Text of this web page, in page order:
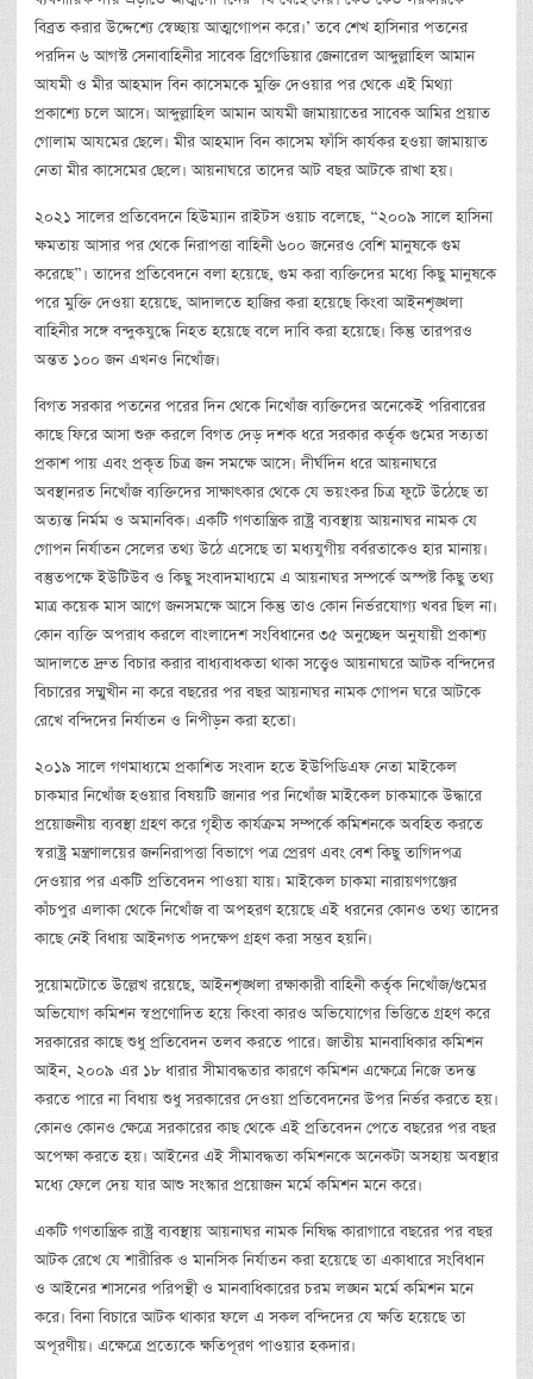
বিব্রত করার উদ্দেশ্যে স্বেচ্ছায় আত্মগোপন করে।’ তবে শেখ হাসিনার পতনের
পরদিন ৬ আগস্ট সেনাবাহিনীর সাবেক ব্রিগেডিয়ার জেনারেল আব্দুল্লাহিল আমান
আযমী ও মীর আহমাদ বিন কাসেমকে মুক্তি দেওয়ার পর থেকে এই মিথ্যা
প্রকাশ্যে চলে আসে। আব্দুল্লাহিল আমান আযমী জামায়াতের সাবেক আমির প্রয়াত
গোলাম আযমের ছেলে। মীর আহমাদ বিন কাসেম ফাঁসি কার্যকর হওয়া জামায়াত
নেতা মীর কাসেমের ছেলে। আয়নাঘরে তাদের আট বছর আটকে রাখা হয়।
২০২১ সালের প্রতিবেদনে হিউম্যান রাইটস ওয়াচ বলেছে, “২০০৯ সালে হাসিনা
ক্ষমতায় আসার পর থেকে নিরাপত্তা বাহিনী ৬০০ জনেরও বেশি মানুষকে গুম
করেছে”। তাদের প্রতিবেদনে বলা হয়েছে, গুম করা ব্যক্তিদের মধ্যে কিছু মানুষকে
পরে মুক্তি দেওয়া হয়েছে, আদালতে হাজির করা হয়েছে কিংবা আইনশৃঙ্খলা
বাহিনীর সঙ্গে বন্দুকযুদ্ধে নিহত হয়েছে বলে দাবি করা হয়েছে। কিন্তু তারপরও
অন্তত ১০০ জন এখনও নিখোঁজ।
বিগত সরকার পতনের পরের দিন থেকে নিখোঁজ ব্যক্তিদের অনেকেই পরিবারের
কাছে ফিরে আসা শুরু করলে বিগত দেড় দশক ধরে সরকার কর্তৃক গুমের সত্যতা
প্রকাশ পায় এবং প্রকৃত চিত্র জন সমক্ষে আসে। দীর্ঘদিন ধরে আয়নাঘরে
অবস্থানরত নিখোঁজ ব্যক্তিদের সাক্ষাৎকার থেকে যে ভয়ংকর চিত্র ফুটে উঠেছে তা
অত্যন্ত নির্মম ও অমানবিক। একটি গণতান্ত্রিক রাষ্ট্র ব্যবস্থায় আয়নাঘর নামক যে
গোপন নির্যাতন সেলের তথ্য উঠে এসেছে তা মধ্যযুগীয় বর্বরতাকেও হার মানায়।
বস্তুতপক্ষে ইউটিউব ও কিছু সংবাদমাধ্যমে এ আয়নাঘর সম্পর্কে অস্পষ্ট কিছু তথ্য
মাত্র কয়েক মাস আগে জনসমক্ষে আসে কিন্তু তাও কোন নির্ভরযোগ্য খবর ছিল না।
কোন ব্যক্তি অপরাধ করলে বাংলাদেশ সংবিধানের ৩৫ অনুচ্ছেদ অনুযায়ী প্রকাশ্য
আদালতে দ্রুত বিচার করার বাধ্যবাধকতা থাকা সত্ত্বেও আয়নাঘরে আটক বন্দিদের
বিচারের সম্মুখীন না করে বছরের পর বছর আয়নাঘর নামক গোপন ঘরে আটকে
রেখে বন্দিদের নির্যাতন ও নিপীড়ন করা হতো।
২০১৯ সালে গণমাধ্যমে প্রকাশিত সংবাদ হতে ইউপিডিএফ নেতা মাইকেল
চাকমার নিখোঁজ হওয়ার বিষয়টি জানার পর নিখোঁজ মাইকেল চাকমাকে উদ্ধারে
প্রয়োজনীয় ব্যবস্থা গ্রহণ করে গৃহীত কার্যক্রম সম্পর্কে কমিশনকে অবহিত করতে
স্বরাষ্ট্র মন্ত্রণালয়ের জননিরাপত্তা বিভাগে পত্র প্রেরণ এবং বেশ কিছু তাগিদপত্র
দেওয়ার পর একটি প্রতিবেদন পাওয়া যায়। মাইকেল চাকমা নারায়ণগঞ্জের
কাঁচপুর এলাকা থেকে নিখোঁজ বা অপহরণ হয়েছে এই ধরনের কোনও তথ্য তাদের
কাছে নেই বিধায় আইনগত পদক্ষেপ গ্রহণ করা সম্ভব হয়নি।
সুয়োমটোতে উল্লেখ রয়েছে, আইনশৃঙ্খলা রক্ষাকারী বাহিনী কর্তৃক নিখোঁজ/গুমের
অভিযোগ কমিশন স্বপ্রণোদিত হয়ে কিংবা কারও অভিযোগের ভিত্তিতে গ্রহণ করে
সরকারের কাছে শুধু প্রতিবেদন তলব করতে পারে। জাতীয় মানবাধিকার কমিশন
আইন, ২০০৯ এর ১৮ ধারার সীমাবদ্ধতার কারণে কমিশন এক্ষেত্রে নিজে তদন্ত
করতে পারে না বিধায় শুধু সরকারের দেওয়া প্রতিবেদনের উপর নির্ভর করতে হয়।
কোনও কোনও ক্ষেত্রে সরকারের কাছ থেকে এই প্রতিবেদন পেতে বছরের পর বছর
অপেক্ষা করতে হয়। আইনের এই সীমাবদ্ধতা কমিশনকে অনেকটা অসহায় অবস্থার
মধ্যে ফেলে দেয় যার আশু সংস্কার প্রয়োজন মর্মে কমিশন মনে করে।
একটি গণতান্ত্রিক রাষ্ট্র ব্যবস্থায় আয়নাঘর নামক নিষিদ্ধ কারাগারে বছরের পর বছর
আটক রেখে যে শারীরিক ও মানসিক নির্যাতন করা হয়েছে তা একাধারে সংবিধান
ও আইনের শাসনের পরিপন্থী ও মানবাধিকারের চরম লঙ্ঘন মর্মে কমিশন মনে
করে। বিনা বিচারে আটক থাকার ফলে এ সকল বন্দিদের যে ক্ষতি হয়েছে তা
অপূরণীয়। এক্ষেত্রে প্রত্যেকে ক্ষতিপূরণ পাওয়ার হকদার।